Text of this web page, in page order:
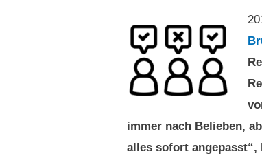
immer nach Belieben,
alles sofort